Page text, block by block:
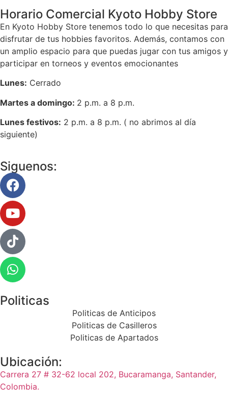
Horario Comercial Kyoto Hobby Store
En Kyoto Hobby Store tenemos todo lo que necesitas para
disfrutar de tus hobbies favoritos. Además, contamos con
un amplio espacio para que puedas jugar con tus amigos y
participar en torneos y eventos emocionantes
Lunes: Cerrado
Martes a domingo: 2 p.m. a 8 p.m.
Lunes festivos: 2 p.m. a 8 p.m. ( no abrimos al día
siguiente)
Siguenos:
Politicas
Politicas de Anticipos
Politicas de Casilleros
Politicas de Apartados
Ubicación:
Carrera 27 # 32-62 local 202, Bucaramanga, Santander,
Colombia.